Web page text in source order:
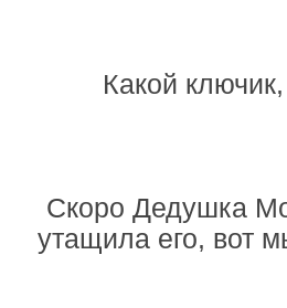
Какой
Скоро Дедушка
утащила его, вот